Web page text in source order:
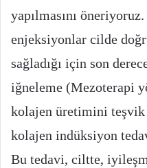
yapılmasını
enjeksiyonlar cilde
sağladığı için son
iğneleme (Mezoterapi
kolajen üretimini teşvik
kolajen indüksiyon
Bu tedavi, ciltte,